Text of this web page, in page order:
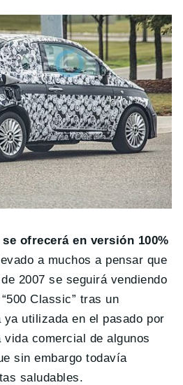
ofrecerá en versión 100%
a muchos a pensar que
2007 se seguirá vendiendo
Classic” tras un
utilizada en el pasado por
vida comercial de algunos
sin embargo todavía
saludables.